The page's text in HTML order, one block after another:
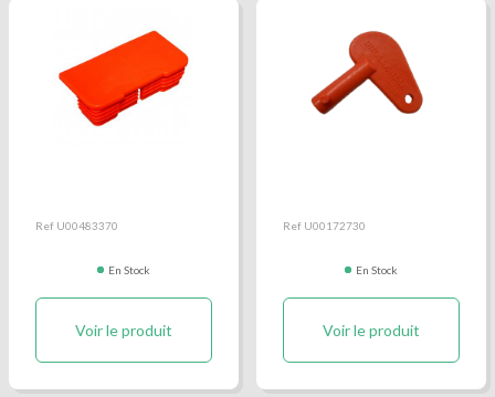
Ref U00483370
En Stock
Voir le produit
Ref U00172730
En Stock
Voir le produit